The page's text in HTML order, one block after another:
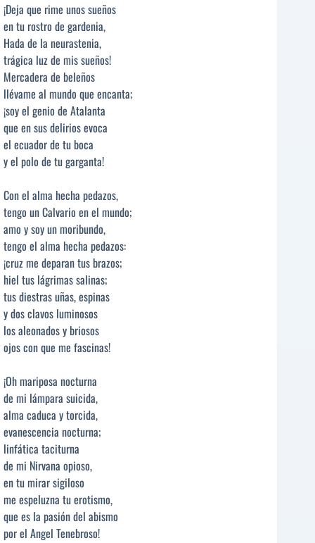
¡Deja que rime unos sueños
en tu rostro de gardenia,
Hada de la neurastenia,
trágica luz de mis sueños!
Mercadera de beleños
llévame al mundo que encanta;
¡soy el genio de Atalanta
que en sus delirios evoca
el ecuador de tu boca
y el polo de tu garganta!
Con el alma hecha pedazos,
tengo un Calvario en el mundo;
amo y soy un moribundo,
tengo el alma hecha pedazos:
¡cruz me deparan tus brazos;
hiel tus lágrimas salinas;
tus diestras uñas, espinas
y dos clavos luminosos
los aleonados y briosos
ojos con que me fascinas!
¡Oh mariposa nocturna
de mi lámpara suicida,
alma caduca y torcida,
evanescencia nocturna;
linfática taciturna
de mi Nirvana opioso,
en tu mirar sigiloso
me espeluzna tu erotismo,
que es la pasión del abismo
por el Angel Tenebroso!